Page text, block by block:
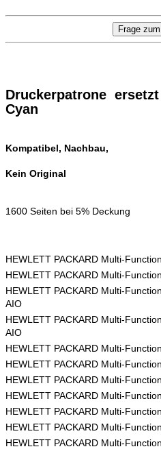
Druckerpatrone ersetzt
Cyan
Kompatibel, Nachbau,
Kein Original
1600 Seiten bei 5% Deckung
HEWLETT PACKARD Multi-
HEWLETT PACKARD Multi-
HEWLETT PACKARD Multi-
AIO
HEWLETT PACKARD Multi-
AIO
HEWLETT PACKARD Multi-
HEWLETT PACKARD Multi-
HEWLETT PACKARD Multi-
HEWLETT PACKARD Multi-
HEWLETT PACKARD Multi-
HEWLETT PACKARD Multi-
HEWLETT PACKARD Multi-